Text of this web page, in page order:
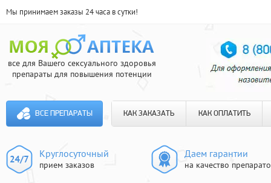
Мы принимаем заказы 24 часа в сутки!
все для Вашего сексуального здоровья
препараты для повышения потенции
ВСЕ ПРЕПАРАТЫ КАК ЗАКАЗАТЬ КАК ОПЛАТИТЬ
Круглосуточный
прием заказов
Даем гарантии
на качество